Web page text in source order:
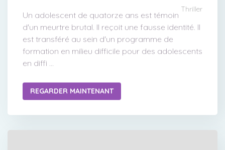
Thriller
Un adolescent de quatorze ans est témoin
d'un meurtre brutal. Il reçoit une fausse identité. Il
est transféré au sein d'un programme de
formation en milieu difficile pour des adolescents
en diffi ...
REGARDER MAINTENANT